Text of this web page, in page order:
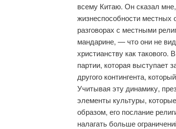
всему Китаю. Он сказал
жизнеспособности
разговорах с местными
мандарине, — что они не
христианству как такового.
партии, которая выступает
другого контингента,
Учитывая эту динамику,
элементы культуры,
образом, его послание
налагать больше